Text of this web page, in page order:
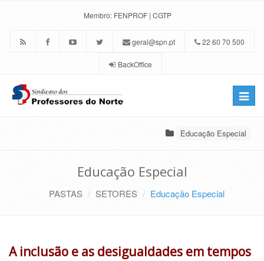
Membro: FENPROF | CGTP
geral@spn.pt 22 60 70 500
BackOffice
Toggle
Educação Especial
Educação Especial
PASTAS SETORES Educação Especial
A inclusão e as desigualdades em tempos